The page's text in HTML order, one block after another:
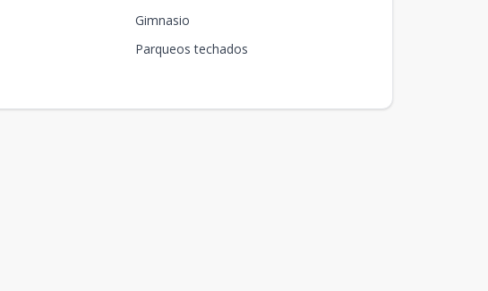
Gimnasio
Parqueos techados